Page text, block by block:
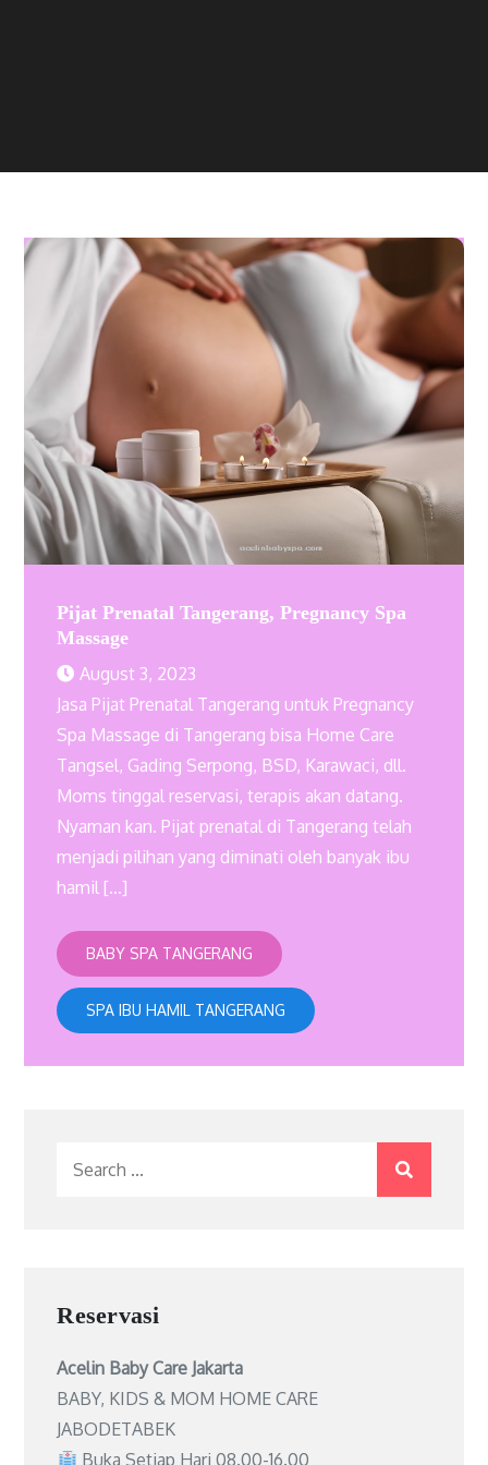
Pijat Prenatal Tangerang, Pregnancy Spa
Massage
August 3, 2023
Jasa Pijat Prenatal Tangerang untuk Pregnancy
Spa Massage di Tangerang bisa Home Care
Tangsel, Gading Serpong, BSD, Karawaci, dll.
Moms tinggal reservasi, terapis akan datang.
Nyaman kan. Pijat prenatal di Tangerang telah
menjadi pilihan yang diminati oleh banyak ibu
hamil […]
BABY SPA TANGERANG
SPA IBU HAMIL TANGERANG
Search
Reservasi
Acelin Baby Care Jakarta
BABY, KIDS & MOM HOME CARE
JABODETABEK
Buka Setiap Hari 08.00-16.00